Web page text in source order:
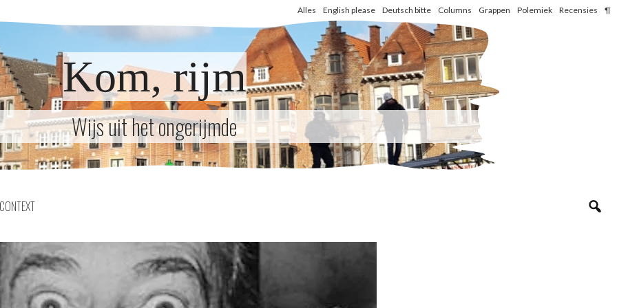
Alles English please Deutsch bitte Columns Grappen Polemiek Recensies ¶
Kom, rijm
Wijs uit het ongerijmde
CONTEXT